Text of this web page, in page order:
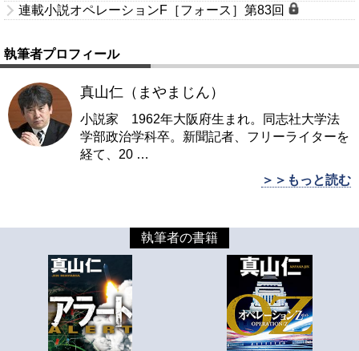
連載小説オペレーションF［フォース］第83回
執筆者プロフィール
真山仁（まやまじん）
小説家 1962年大阪府生まれ。同志社大学法
学部政治学科卒。新聞記者、フリーライターを
経て、20 …
＞＞もっと読む
執筆者の書籍